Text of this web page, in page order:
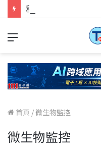
首頁 /微生物監控
微生物監控